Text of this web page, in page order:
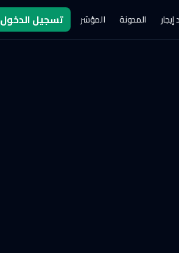
المدونة المؤشر تسجيل الدخول